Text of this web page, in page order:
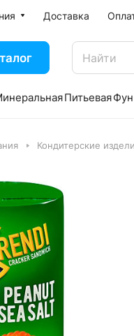
Доставка
Питьевая
Кондитерские